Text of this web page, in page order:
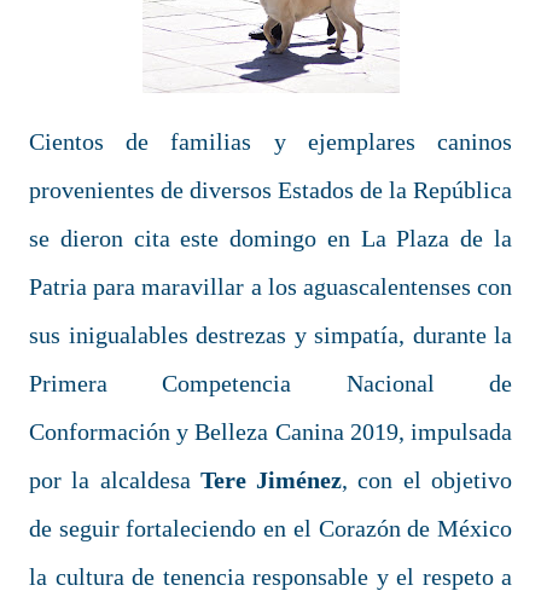
Cientos de familias y ejemplares caninos
provenientes de diversos Estados de la República
se dieron cita este domingo en La Plaza de la
Patria para maravillar a los aguascalentenses con
sus inigualables destrezas y simpatía, durante la
Primera Competencia Nacional de
Conformación y Belleza Canina 2019, impulsada
por la alcaldesa Tere Jiménez, con el objetivo
de seguir fortaleciendo en el Corazón de México
la cultura de tenencia responsable y el respeto a